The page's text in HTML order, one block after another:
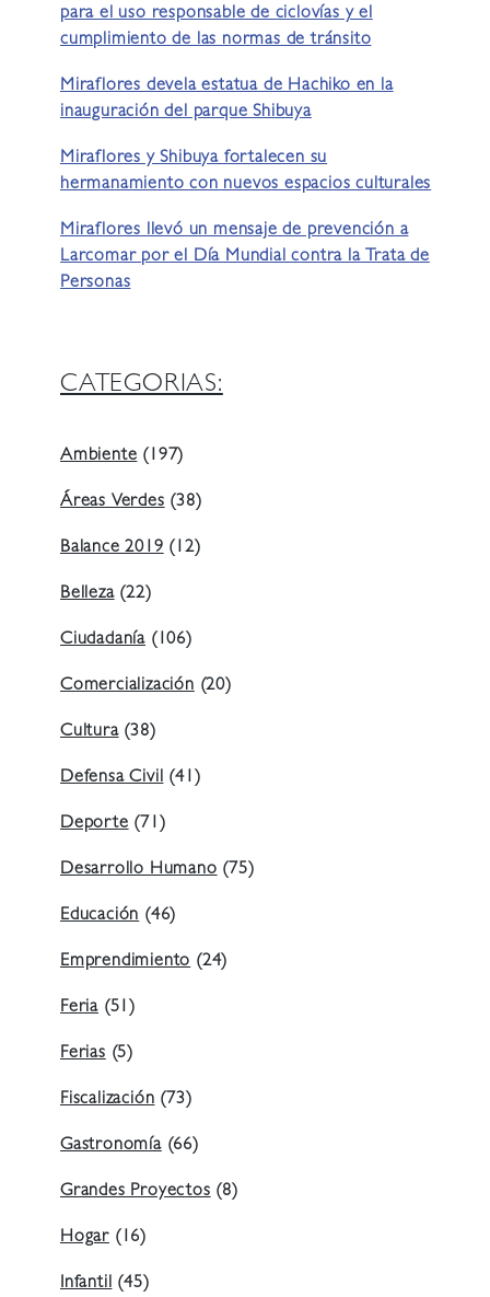
para el uso responsable de ciclovías y el
cumplimiento de las normas de tránsito
Miraflores devela estatua de Hachiko en la
inauguración del parque Shibuya
Miraflores y Shibuya fortalecen su
hermanamiento con nuevos espacios culturales
Miraflores llevó un mensaje de prevención a
Larcomar por el Día Mundial contra la Trata de
Personas
CATEGORIAS:
Ambiente (197)
Áreas Verdes (38)
Balance 2019 (12)
Belleza(22)
Ciudadanía (106)
Comercialización (20)
Cultura(38)
Defensa Civil (41)
Deporte (71)
Desarrollo Humano (75)
Educación (46)
Emprendimiento (24)
Feria (51)
Ferias (5)
Fiscalización (73)
Gastronomía(66)
Grandes Proyectos (8)
Hogar (16)
Infantil (45)